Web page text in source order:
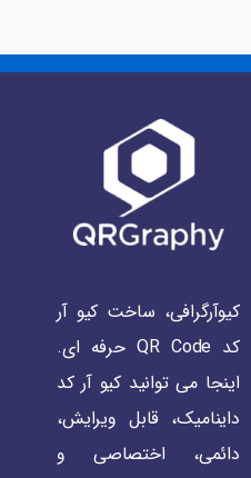
کیوآرگرافی، ساخت کیو آر
کد QR Code حرفه ای.
اینجا می توانید کیو آر کد
داینامیک، قابل ویرایش،
دائمی، اختصاصی و